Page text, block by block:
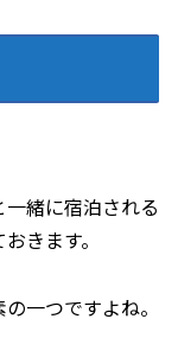
緒に宿泊される
きます。
一つですよね。